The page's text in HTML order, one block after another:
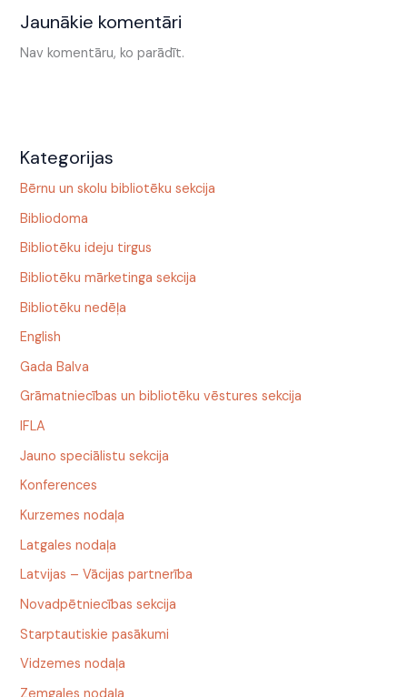
Jaunākie komentāri
Nav komentāru, ko parādīt.
Kategorijas
Bērnu un skolu bibliotēku sekcija
Bibliodoma
Bibliotēku ideju tirgus
Bibliotēku mārketinga sekcija
Bibliotēku nedēļa
English
Gada Balva
Grāmatniecības un bibliotēku vēstures sekcija
IFLA
Jauno speciālistu sekcija
Konferences
Kurzemes nodaļa
Latgales nodaļa
Latvijas – Vācijas partnerība
Novadpētniecības sekcija
Starptautiskie pasākumi
Vidzemes nodaļa